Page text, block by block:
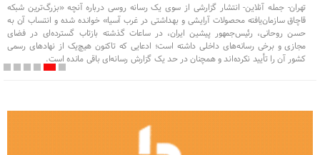
تهران- جمله آنلاین- انتشار گزارشی از سوی یک رسانه روسی درباره آنچه «بزرگ‌ترین شبکه
قاچاق سازمان‌یافته محصولات آرایشی و بهداشتی در غرب آسیا» خوانده شده و انتساب آن به
حسن روحانی، رئیس‌جمهور پیشین ایران، در ساعات گذشته بازتاب گسترده‌ای در فضای
مجازی و برخی رسانه‌های داخلی داشته است؛ ادعایی که تاکنون هیچ‌یک از نهادهای رسمی
کشور آن را تأیید نکرده‌اند و همچنان در حد یک گزارش رسانه‌ای باقی مانده است.